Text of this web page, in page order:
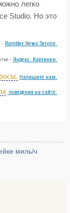
легко
Studio. Но это
- Rambler News Service.
- Яндекс. Картинки.
Напишите нам.
поведения на сайте.
миль/ч